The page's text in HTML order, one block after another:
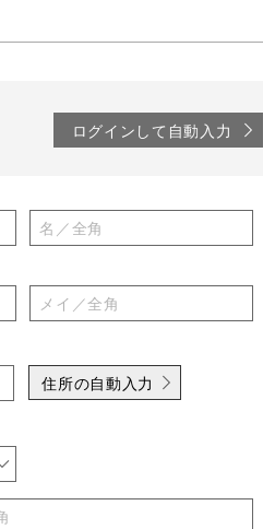
ログインして自動入力
住所の自動入力